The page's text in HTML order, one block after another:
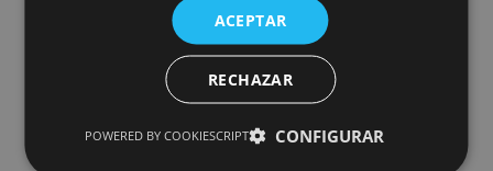
Te ayudamos a encontrar la
mejor soluciónadaptada
a tus necesidades de
almacenamiento energético o
electromovilidad
ACEPTAR
RECHAZAR
CONFIGURAR
POWERED BY COOKIESCRIPT